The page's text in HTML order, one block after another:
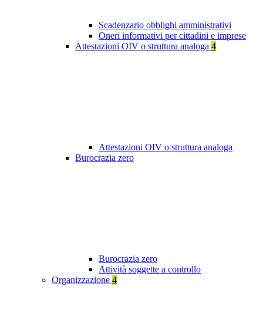
Scadenzario obblighi amministrativi
Oneri informativi per cittadini e imprese
Attestazioni OIV o struttura analoga 4
Attestazioni OIV o struttura analoga
Burocrazia zero
Burocrazia zero
Attività soggette a controllo
Organizzazione 4